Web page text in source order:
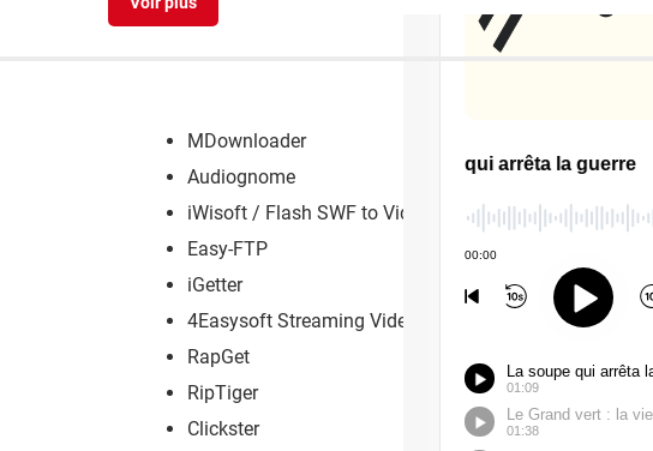
MDownloader
Audiognome
iWisoft / Flash SWF to Video Converter
Easy-FTP
iGetter
4Easysoft Streaming Video Recorder
RapGet
RipTiger
Clickster